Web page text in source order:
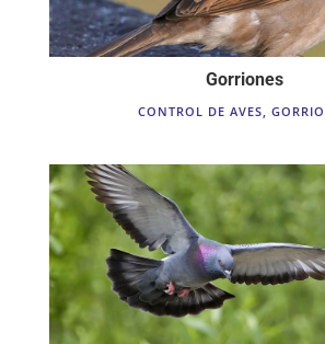
Gorriones
CONTROL DE AVES ,